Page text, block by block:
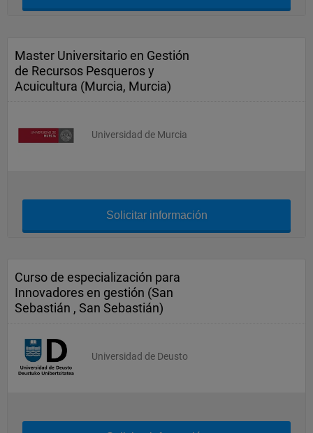
Master Universitario en Gestión
de Recursos Pesqueros y
Acuicultura (Murcia, Murcia)
Universidad de Murcia
Solicitar información
Curso de especialización para
Innovadores en gestión (San
Sebastián , San Sebastián)
Universidad de Deusto